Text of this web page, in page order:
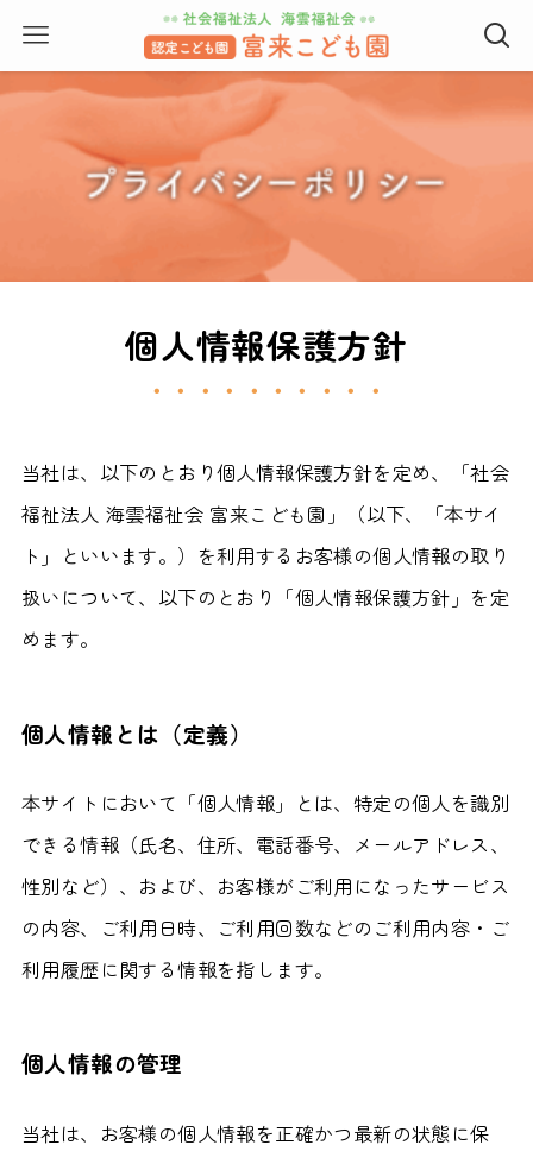
個人情報保護方針
・・・・・・・・・・
当社は、以下のとおり個人情報保護方針を定め、「社会
福祉法人 海雲福祉会 富来こども園」（以下、「本サイ
ト」といいます。）を利用するお客様の個人情報の取り
扱いについて、以下のとおり「個人情報保護方針」を定
めます。
個人情報とは（定義）
本サイトにおいて「個人情報」とは、特定の個人を識別
できる情報（氏名、住所、電話番号、メールアドレス、
性別など）、および、お客様がご利用になったサービス
の内容、ご利用日時、ご利用回数などのご利用内容・ご
利用履歴に関する情報を指します。
個人情報の管理
当社は、お客様の個人情報を正確かつ最新の状態に保